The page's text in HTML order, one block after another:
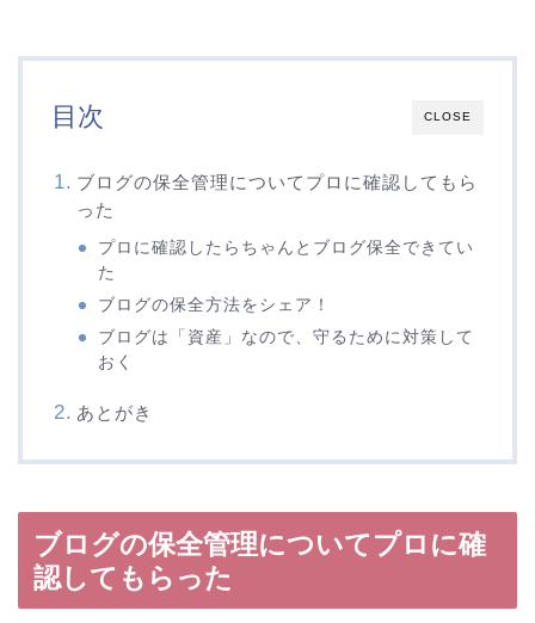
CLOSE
目次
ブログの保全管理についてプロに確認してもら
った
プロに確認したらちゃんとブログ保全できてい
た
ブログの保全方法をシェア！
ブログは「資産」なので、守るために対策して
おく
あとがき
ブログの保全管理についてプロに確
認してもらった